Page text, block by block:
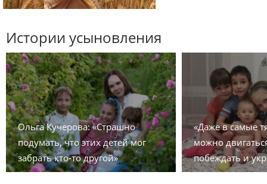
Истории усыновления
Ольга Кучерова: «Страшно
подумать, что этих детей мог
забрать кто-то другой»
«Даже в самые
можно
побеждать и